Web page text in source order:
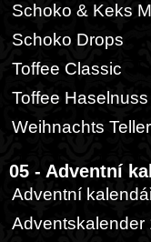
Schoko & Keks
Schoko Drops
Toffee Classic
Toffee Haselnuss
Weihnachts Teller
05 - Adventní
Adventní
Adventskalender